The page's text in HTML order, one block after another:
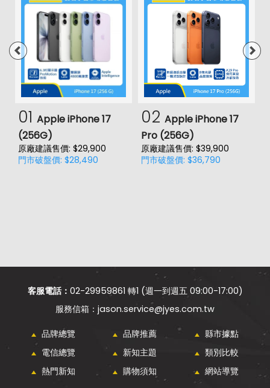
01 Apple iPhone 17
(256G)
原廠建議售價: $29,900
門市破盤價: $28,490
02 Apple iPhone 17
Pro (256G)
原廠建議售價: $39,900
門市破盤價: $36,790
客服電話： 02-29959861 轉1 (週一到週五 09:00-17:00)
jason.service@jyes.com.tw
品牌總覽 品牌推薦
縣市據點
電信總覽
新知主題
類別比較
熱門新知
購物須知 網站導覽